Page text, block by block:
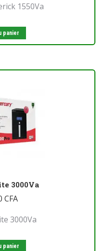
1550Va
panier
3000Va
CFA
3000Va
panier